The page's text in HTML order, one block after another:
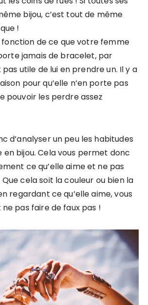
bijou, c’est tout de même
!
fonction de ce que votre femme
jamais de bracelet, par
pas utile de lui en prendre un. Il y a
pour qu’elle n’en porte pas
pouvoir les perdre assez
d’analyser un peu les habitudes
bijou. Cela vous permet donc
ce qu’elle aime et ne pas
cela soit la couleur ou bien la
regardant ce qu’elle aime, vous
pas faire de faux pas !